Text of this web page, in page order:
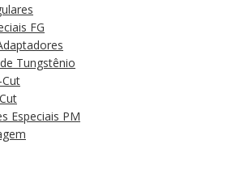
FG
Tungstênio
Especiais PM